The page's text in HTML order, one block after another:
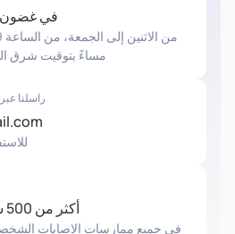
في غضون
مساءً بتوقيت شرق
راسلنا
أكثر من 500 شركة صغيرة
في جميع ممارسات الإصابات